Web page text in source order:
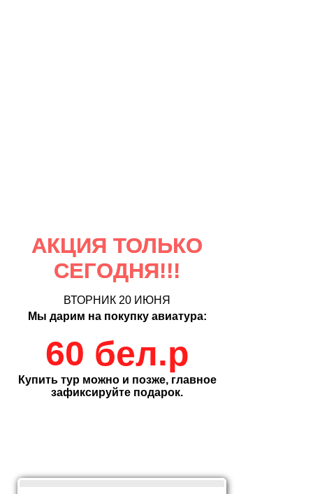
АКЦИЯ ТОЛЬКО
СЕГОДНЯ!!!
ВТОРНИК 20 ИЮНЯ
Мы дарим на покупку авиатура:
60 бел.р
Купить тур можно и позже, главное
зафиксируйте подарок.